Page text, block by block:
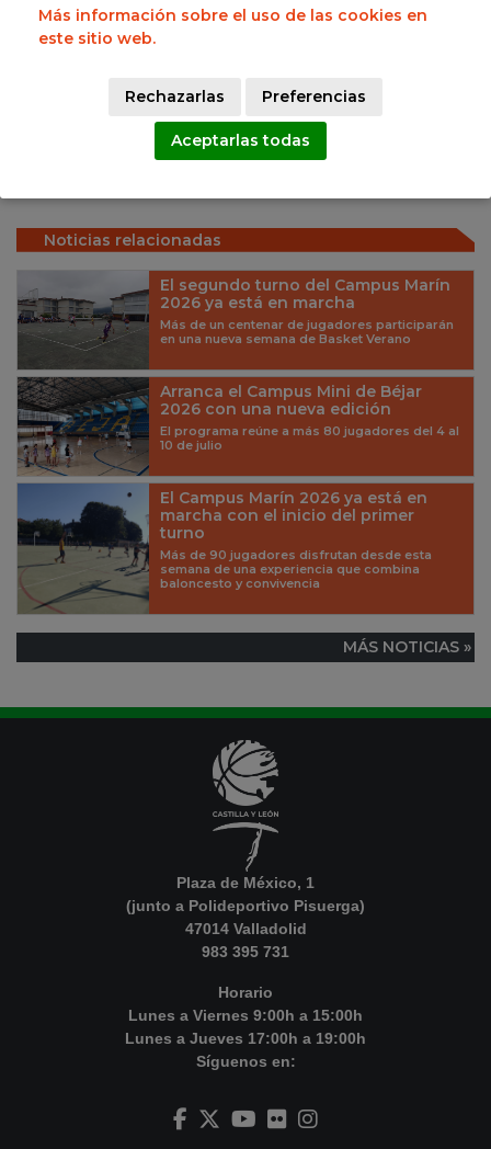
Promoción
3x3
Primera Nacional Masculina
Noticias relacionadas
El segundo turno del Campus Marín
2026 ya está en marcha
Más de un centenar de jugadores participarán
en una nueva semana de Basket Verano
Arranca el Campus Mini de Béjar
2026 con una nueva edición
El programa reúne a más 80 jugadores del 4 al
10 de julio
El Campus Marín 2026 ya está en
marcha con el inicio del primer
turno
Más de 90 jugadores disfrutan desde esta
semana de una experiencia que combina
baloncesto y convivencia
MÁS NOTICIAS »
Plaza de México, 1
(junto a Polideportivo Pisuerga)
47014 Valladolid
983 395 731
Horario
Lunes a Viernes 9:00h a 15:00h
Lunes a Jueves 17:00h a 19:00h
Síguenos en:
Más información sobre el uso de las cookies en
este sitio web.
Rechazarlas Preferencias
Aceptarlas todas